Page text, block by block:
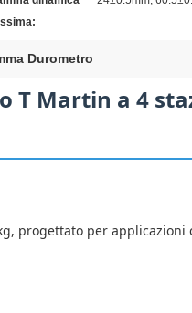
Durometro
T Martin a 4
progettato per applicazioni